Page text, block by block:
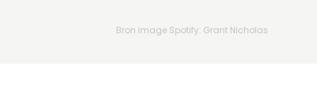
Bron image Spotify: Grant Nicholas